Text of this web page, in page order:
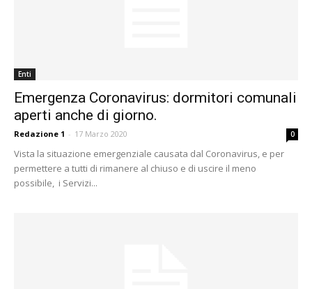
Enti
Emergenza Coronavirus: dormitori comunali
aperti anche di giorno.
Redazione 1 - 17 Marzo 2020 0
Vista la situazione emergenziale causata dal Coronavirus, e per
permettere a tutti di rimanere al chiuso e di uscire il meno
possibile, i Servizi...